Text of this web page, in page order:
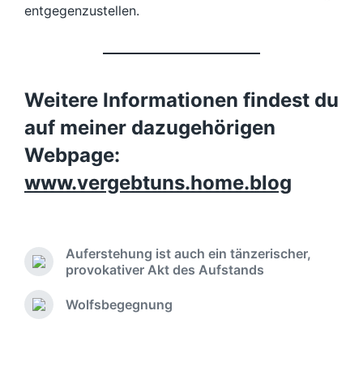
entgegenzustellen.
Weitere Informationen findest du
auf meiner dazugehörigen
Webpage:
www.vergebtuns.home.blog
V
r
h
Auferstehung ist auch ein tänzerischer,
provokativer Akt des Aufstands
N
Wolfsbegegnung